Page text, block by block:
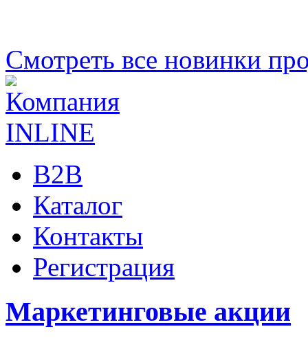
Смотреть все новинки
B2B
Каталог
Контакты
Регистрация
Маркетинговые акции